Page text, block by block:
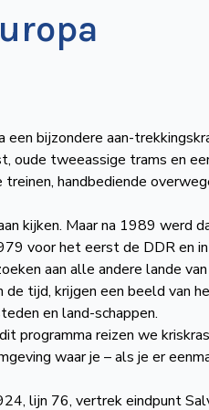
bijzondere aan-
oude tweeassige trams en
handbediende
kijken. Maar na 1989 werd
voor het eerst de DDR en
aan alle andere lande
tijd, krijgen een beeld van
en land-schappen.
programma reizen we
waar je – als je er